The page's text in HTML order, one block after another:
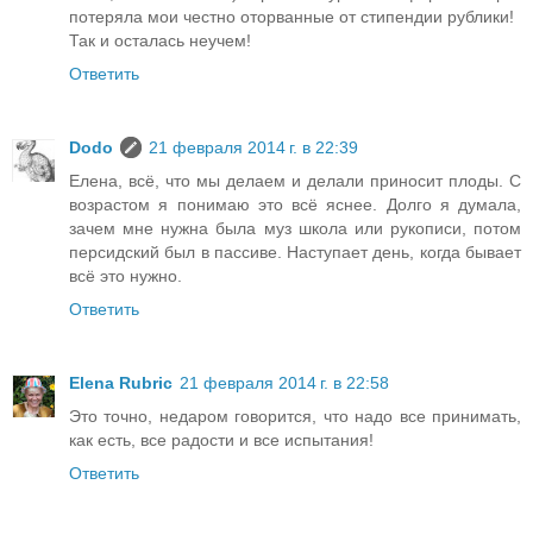
потеряла мои честно оторванные от стипендии рублики!
Так и осталась неучем!
Ответить
Dodo
21 февраля 2014 г. в 22:39
Елена, всё, что мы делаем и делали приносит плоды. С
возрастом я понимаю это всё яснее. Долго я думала,
зачем мне нужна была муз школа или рукописи, потом
персидский был в пассиве. Наступает день, когда бывает
всё это нужно.
Ответить
Elena Rubric 21 февраля 2014 г. в 22:58
Это точно, недаром говорится, что надо все принимать,
как есть, все радости и все испытания!
Ответить